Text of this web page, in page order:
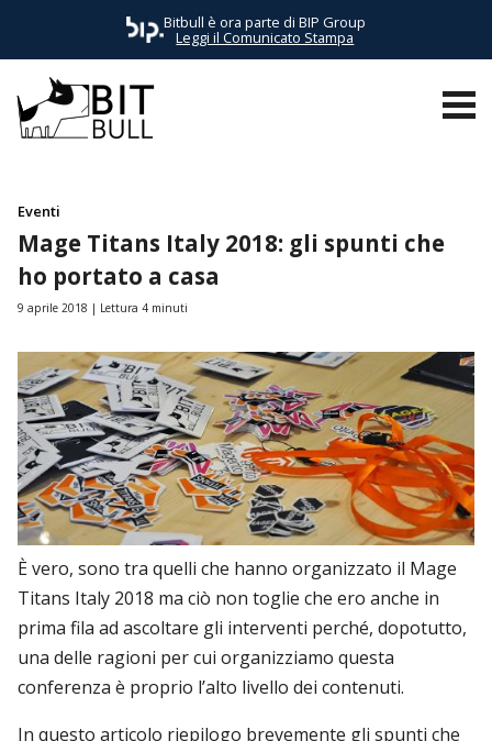
Bitbull è ora parte di BIP Group
Leggi il Comunicato Stampa
TUTTI I POST AWS
Eventi
Mage Titans Italy 2018: gli spunti che
ho portato a casa
9 aprile 2018 Lettura 4 minuti
È vero, sono tra quelli che hanno organizzato il Mage
Titans Italy 2018 ma ciò non toglie che ero anche in
prima fila ad ascoltare gli interventi perché, dopotutto,
una delle ragioni per cui organizziamo questa
conferenza è proprio l’alto livello dei contenuti.
In questo articolo riepilogo brevemente gli spunti che